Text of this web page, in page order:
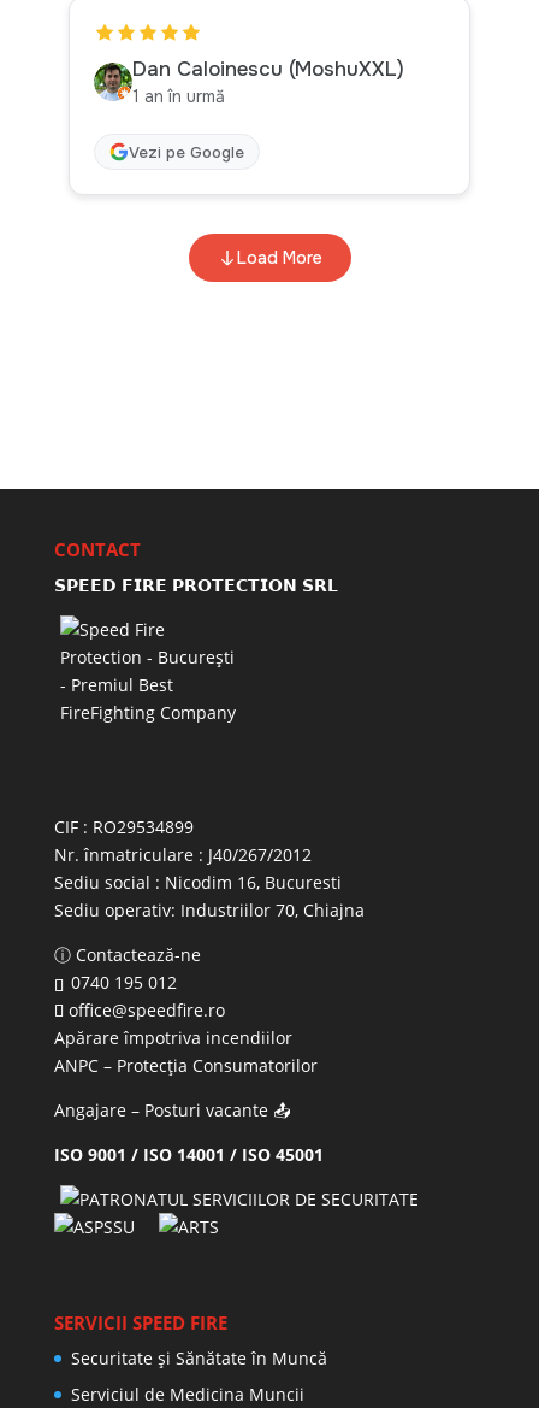
CONTACT
𝗦𝗣𝗘𝗘𝗗 𝗙𝗜𝗥𝗘 𝗣𝗥𝗢𝗧𝗘𝗖𝗧𝗜𝗢𝗡 𝗦𝗥𝗟
CIF : RO29534899
Nr. înmatriculare : J40/267/2012
Sediu social : Nicodim 16, Bucuresti
Sediu operativ: Industriilor 70, Chiajna
ⓘ Contactează-ne
0740 195 012
office@speedfire.ro
Apărare împotriva incendiilor
ANPC– Protecția Consumatorilor
Angajare – Posturi vacante📤
ISO 9001 / ISO 14001 / ISO 45001
SERVICII SPEED FIRE
Securitate și Sănătate în Muncă
Serviciul de Medicina Muncii